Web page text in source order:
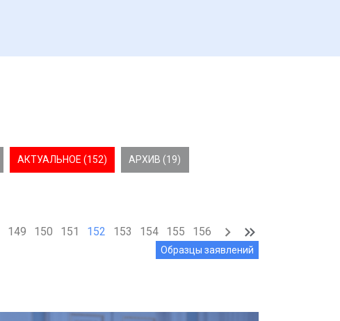
АКТУАЛЬНОЕ (152) АРХИВ (19)
149 150 151 152 153 154 155 156
Образцы заявлений